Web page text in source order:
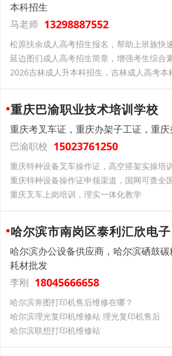
本科招生
马老师 13298887552
松原扶余成人高考招生报名，帮助上班族快
延边图们成人高考招生简章，增强考生综合
2026吉林成人升本科招生，吉林成人高考本
重庆巴渝职业技术培训学校
重庆考叉车证，重庆办架子工证，重
巴渝职校 15023761250
重庆特种设备叉车操作证，高空搭架实操培
重庆特种设备操作证申领渠道，国网可查全
重庆叉车上岗培训，理实一体化教学
哈尔滨市南岗区泰利汇欣电子
哈尔滨办公设备供应商，哈尔滨硒鼓
耗材批发
李刚 18045666658
哈尔滨奔图打印机售后维修在哪？
哈尔滨理光复印机维修站 理光复印机售后
哈尔滨联想打印机维修站